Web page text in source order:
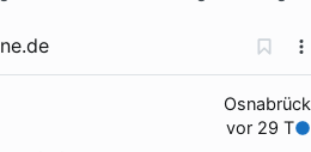
Osnabrück
vor 29 T